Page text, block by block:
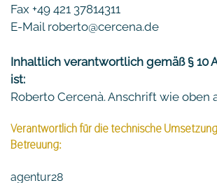
Fax +49 421 37814311
E-Mail roberto@cercena.de
Inhaltlich verantwortlich gemäß § 10
ist:
Roberto Cercenà. Anschrift wie oben
Verantwortlich für die technische
Betreuung:
agentur28